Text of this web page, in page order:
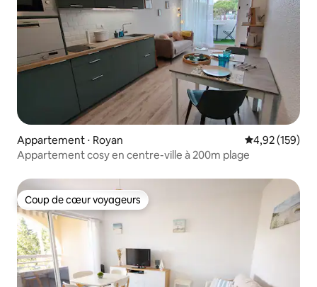
Appartement ⋅ Royan Évaluation
4,92 (159)
Appartement cosy en centre-ville à 200m plage
Coup de cœur voyageurs
Coup de cœur voyageurs